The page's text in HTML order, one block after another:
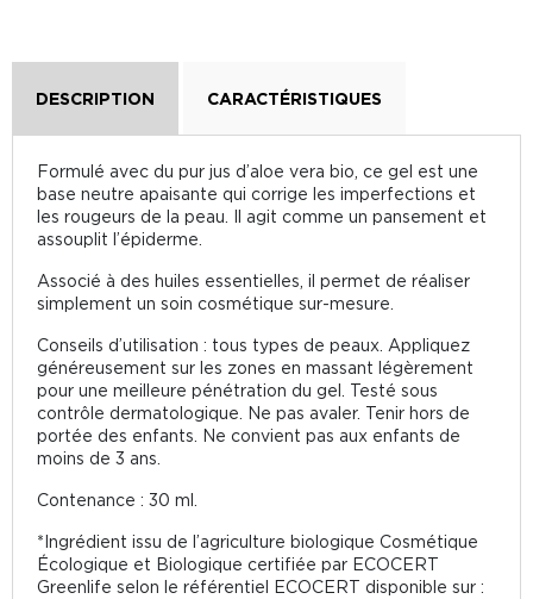
DESCRIPTION CARACTÉRISTIQUES
Formulé avec du pur jus d’aloe vera bio, ce gel est une
base neutre apaisante qui corrige les imperfections et
les rougeurs de la peau. Il agit comme un pansement et
assouplit l’épiderme.
Associé à des huiles essentielles, il permet de réaliser
simplement un soin cosmétique sur-mesure.
Conseils d’utilisation : tous types de peaux. Appliquez
généreusement sur les zones en massant légèrement
pour une meilleure pénétration du gel. Testé sous
contrôle dermatologique. Ne pas avaler. Tenir hors de
portée des enfants. Ne convient pas aux enfants de
moins de 3 ans.
Contenance : 30 ml.
*Ingrédient issu de l’agriculture biologique Cosmétique
Écologique et Biologique certifiée par ECOCERT
Greenlife selon le référentiel ECOCERT disponible sur :